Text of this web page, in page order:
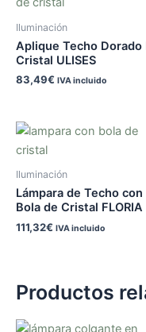
Iluminación
Aplique Techo Dorado
Cristal ULISES
83,49€ IVA incluido
Iluminación
Lámpara de Techo con
Bola de Cristal FLORIA
111,32€ IVA incluido
Productos